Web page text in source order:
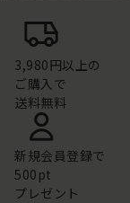
3,980円以上の
ご購入で
送料無料
新規会員登録で
500pt
プレゼント